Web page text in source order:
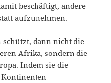
beschäftigt, andere
aufzunehmen.
schützt, dann nicht die
Afrika, sondern die
Indem sie die
Kontinenten